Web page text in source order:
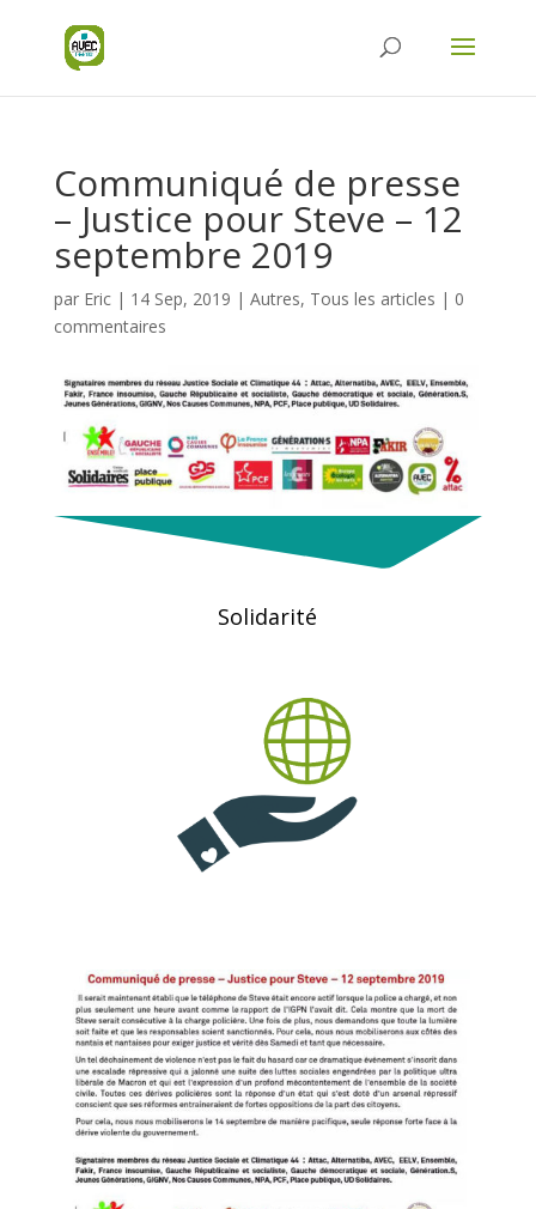
Communiqué de presse
– Justice pour Steve – 12
septembre 2019
par Eric| 14 Sep, 2019 | Autres, Tous les articles | 0
commentaires
Solidarité